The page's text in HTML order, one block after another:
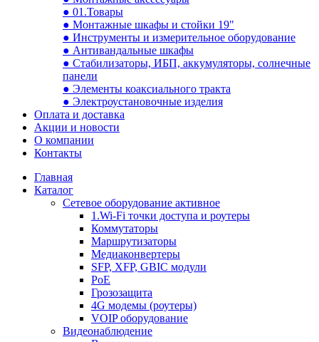
● 01.Товары
● Монтажные шкафы и стойки 19"
● Инструменты и измерительное оборудование
● Антивандальные шкафы
● Стабилизаторы, ИБП, аккумуляторы, солнечные
панели
● Элементы коаксиального тракта
● Электроустановочные изделия
Оплата и доставка
Акции и новости
О компании
Контакты
Главная
Каталог
Сетевое оборудование активное
1.Wi-Fi точки доступа и роутеры
Коммутаторы
Маршрутизаторы
Медиаконвертеры
SFP, XFP, GBIC модули
PoE
Грозозащита
4G модемы (роутеры)
VOIP оборудование
Видеонаблюдение